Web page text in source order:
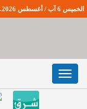
الخميس 6 آب / أغسطس 2026. 7:0:24 مساءً
Toggle
navigation